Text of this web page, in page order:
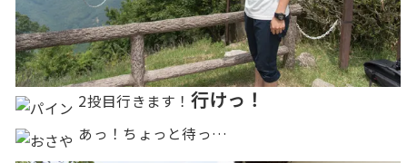
2投目行きます！ 行けっ！
あっ！ちょっと待っ…